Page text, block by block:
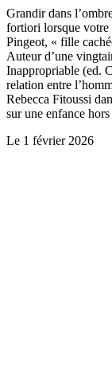
Grandir dans
fortiori lorsque votre
Pingeot, « fille
Auteur d’une
Inappropriable (ed.
relation entre
Rebecca Fitoussi
sur une enfance
Le 1 février 2026